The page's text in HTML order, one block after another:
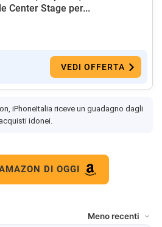
Center Stage per...
VEDI OFFERTA
iPhoneItalia riceve un guadagno dagli
acquisti idonei.
DI OGGI